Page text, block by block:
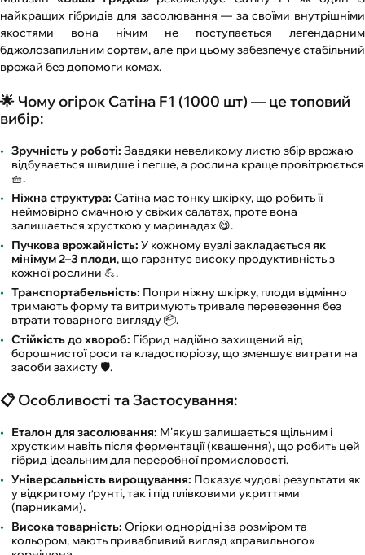
найкращих гібридів для засолювання — за своїми внутрішніми
якостями вона нічим не поступається легендарним
бджолозапильним сортам, але при цьому забезпечує стабільний
врожай без допомоги комах.
🌟 Чому огірок Сатіна F1 (1000 шт) — це топовий
вибір:
Зручність у роботі: Завдяки невеликому листю збір врожаю
відбувається швидше і легше, а рослина краще провітрюється
🧺.
Ніжна структура: Сатіна має тонку шкірку, що робить її
неймовірно смачною у свіжих салатах, проте вона
залишається хрусткою у маринадах 😋.
Пучкова врожайність: У кожному вузлі закладається як
мінімум 2–3 плоди, що гарантує високу продуктивність з
кожної рослини 💪.
Транспортабельність: Попри ніжну шкірку, плоди відмінно
тримають форму та витримують тривале перевезення без
втрати товарного вигляду 📦.
Стійкість до хвороб: Гібрид надійно захищений від
борошнистої роси та кладоспоріозу, що зменшує витрати на
засоби захисту 🛡️.
📋 Особливості та Застосування:
Еталон для засолювання: М'якуш залишається щільним і
хрустким навіть після ферментації (квашення), що робить цей
гібрид ідеальним для переробної промисловості.
Універсальність вирощування: Показує чудові результати як
у відкритому ґрунті, так і під плівковими укриттями
(парниками).
Висока товарність: Огірки однорідні за розміром та
кольором, мають привабливий вигляд «правильного»